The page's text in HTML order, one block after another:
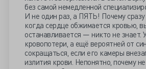
без самой немедленной
И не один раз, а ПЯТЬ! Почему
когда сердце обжимается кровью,
останавливается — никто не знает.
кровопотери, а ещё вероятней от
сокращаться, если его камеры
излития крови. Непонятно, почему